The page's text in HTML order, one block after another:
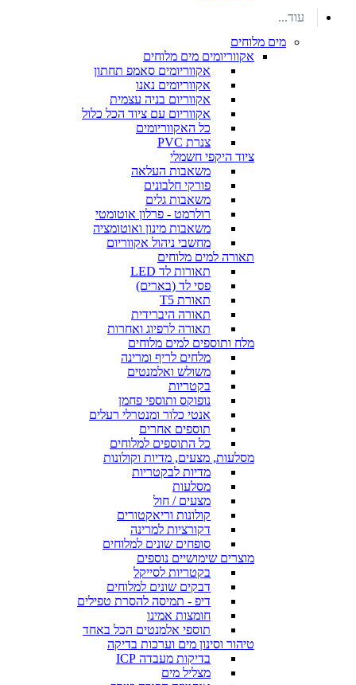
עוד...
מים מלוחים
אקווריומים מים מלוחים
אקווריומים סאמפ תחתון
אקווריומים נאנו
אקווריום בניה עצמית
אקווריום עם ציוד הכל כלול
כל האקווריומים
צנרת PVC
ציוד היקפי חשמלי
משאבות העלאה
פורקי חלבונים
משאבות גלים
רולרמט - פרלון אוטומטי
משאבות מינון ואוטומציה
מחשבי ניהול אקווריום
תאורה למים מלוחים
תאורות לד LED
פסי לד (בארים)
תאורת T5
תאורה היברידית
תאורה לרפיוג ואחרות
מלח ותוספים למים מלוחים
מלחים לריף ומרינה
משולש ואלמנטים
בקטריות
נופוקס ותוספי פחמן
אנטי כלור ומנטרלי רעלים
תוספים אחרים
כל התוספים למלוחים
מסלעות, מצעים, מדיות וקולונות
מדיות לבקטריות
מסלעות
מצעים / חול
קולונות וריאקטורים
דקורציות למרינה
סופחים שונים למלוחים
מוצרים שימושיים נוספים
בקטריות לסייקל
דבקים שונים למלוחים
דיפ - תמיסה להסרת טפילים
חומצות אמינו
תוספי אלמנטים הכל באחד
טיהור וסינון מים וערכות בדיקה
בדיקות מעבדה ICP
מצליל מים